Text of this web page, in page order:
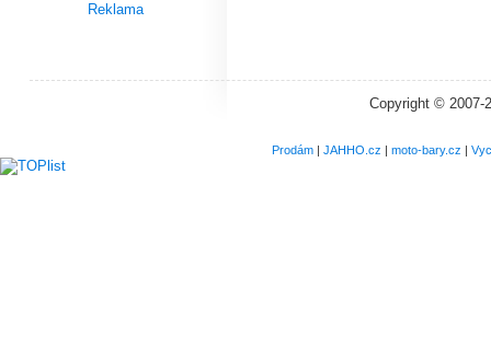
Reklama
Copyright © 2007-
Prodám| JAHHO.cz | moto-bary.cz |